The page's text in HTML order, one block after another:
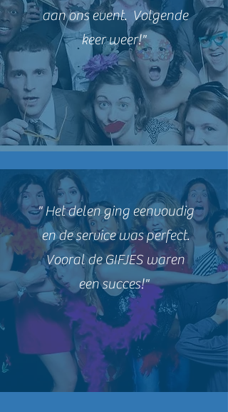
aan ons event. Volgende
keer weer!"
" Het delen ging eenvoudig
en de service was perfect.
Vooral de GIFJES waren
een succes!"